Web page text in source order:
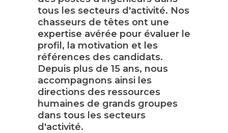
tous les secteurs d'activité. Nos
chasseurs de têtes ont une
expertise avérée pour évaluer le
profil, la motivation et les
références des candidats.
Depuis plus de 15 ans, nous
accompagnons ainsi les
directions des ressources
humaines de grands groupes
dans tous les secteurs
d'activité.